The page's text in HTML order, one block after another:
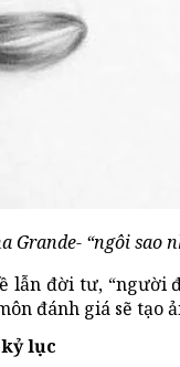
Grande- “ngôi sao
đời tư, “người
đánh giá sẽ
lục